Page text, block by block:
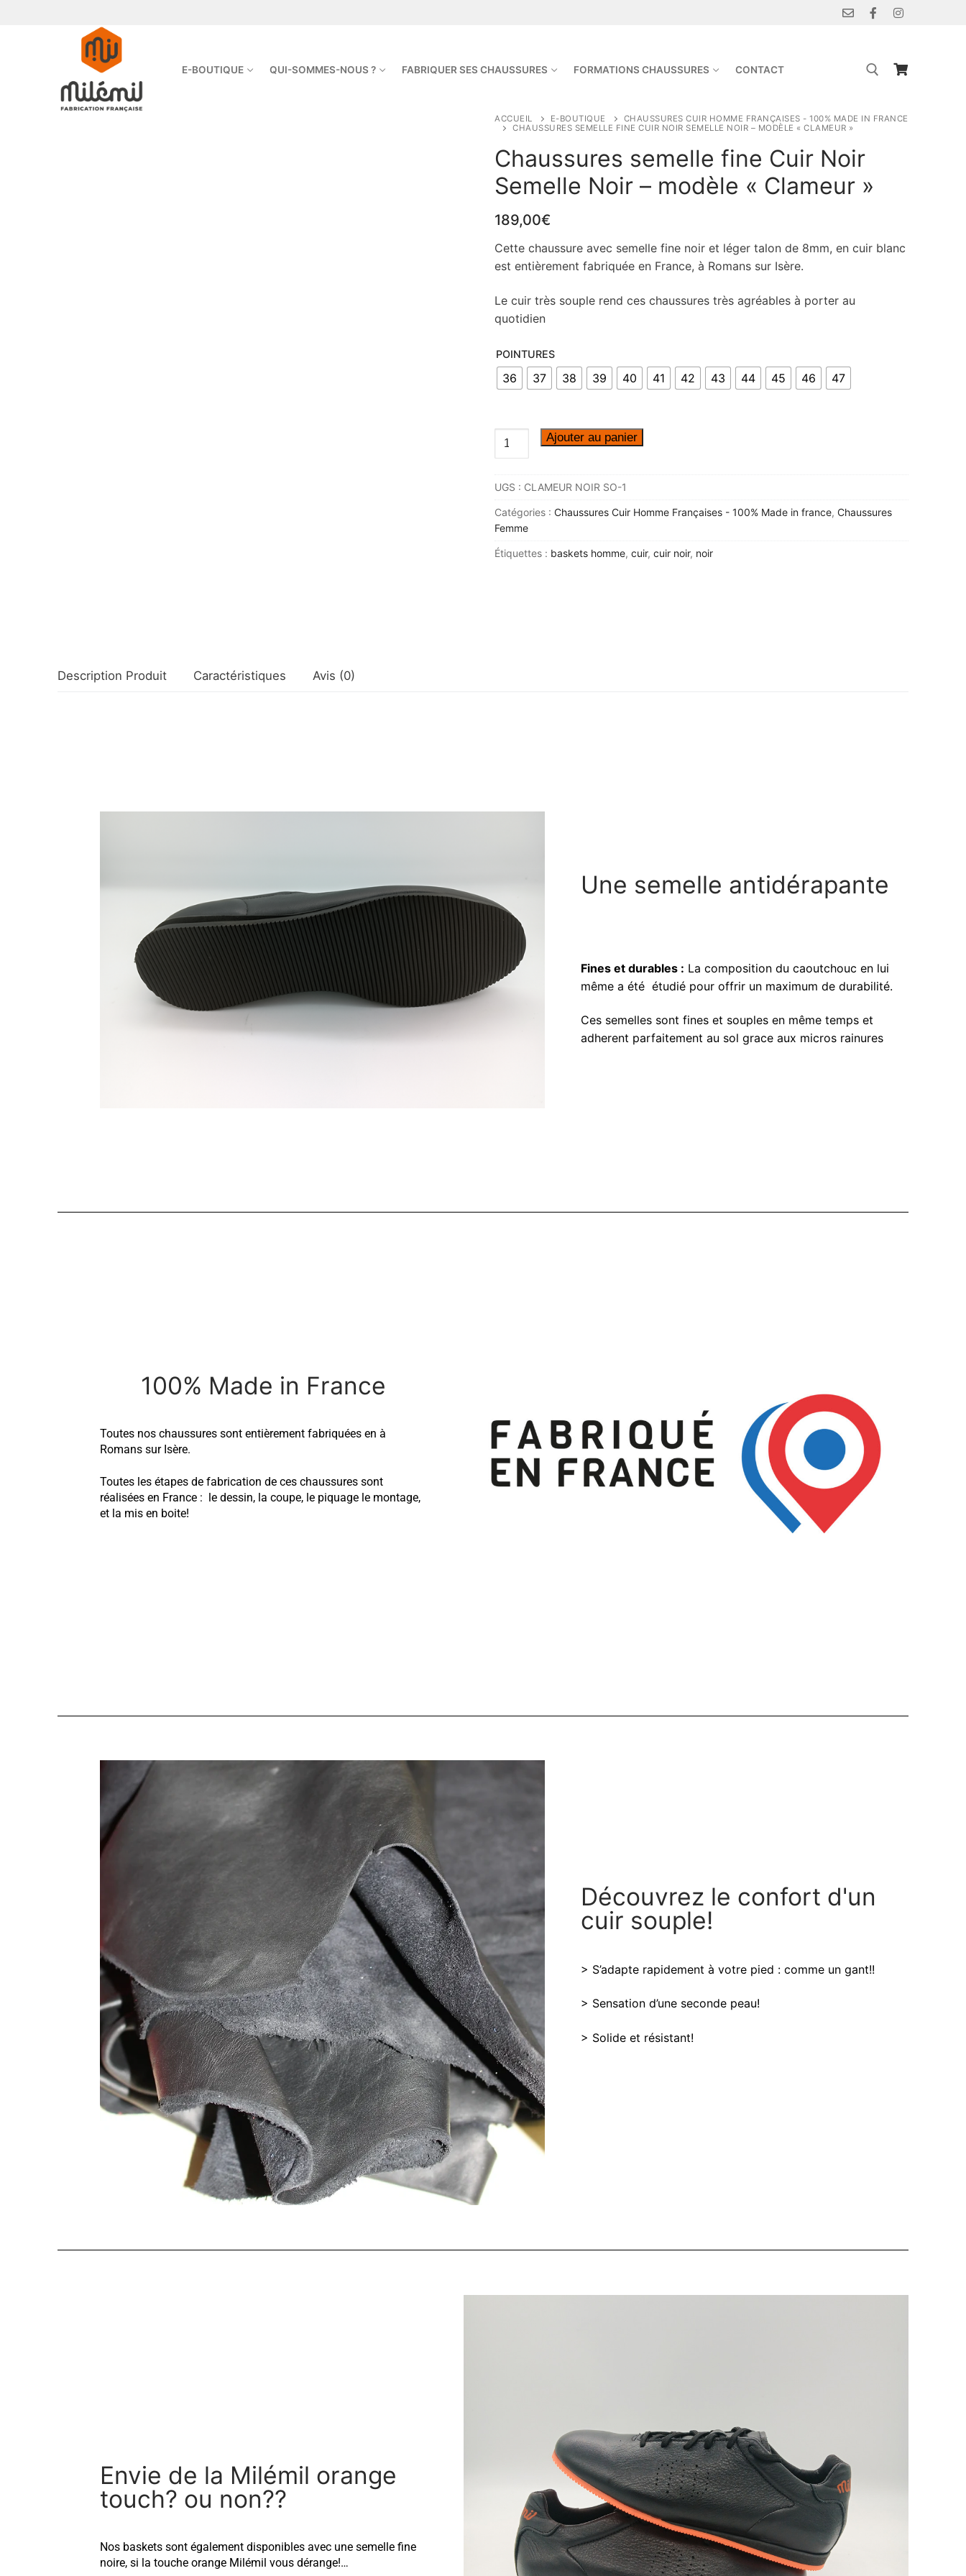
E-BOUTIQUE QUI-SOMMES-NOUS ? FABRIQUER SES CHAUSSURES FORMATIONS CHAUSSURES CONTACT
ACCUEIL E-BOUTIQUE
CHAUSSURES CUIR HOMME FRANÇAISES - 100% MADE IN FRANCE
CHAUSSURES SEMELLE FINE CUIR NOIR SEMELLE NOIR – MODÈLE « CLAMEUR »
Chaussures semelle fine Cuir Noir
Semelle Noir – modèle « Clameur »
189,00€
Cette chaussure avec semelle fine noir et léger talon de 8mm, en cuir blanc
est entièrement fabriquée en France, à Romans sur Isère.
Le cuir très souple rend ces chaussures très agréables à porter au
quotidien
POINTURES
36 37 38 39 40 41 42 43 44 45 46 47
Ajouter au panier
UGS : CLAMEUR NOIR SO-1
Catégories : Chaussures Cuir Homme Françaises - 100% Made in france, Chaussures
Femme
Étiquettes : baskets homme, cuir, cuir noir, noir
Description Produit Caractéristiques Avis (0)
Une semelle antidérapante
Fines et durables : La composition du caoutchouc en lui
même a été étudié pour offrir un maximum de durabilité.
Ces semelles sont fines et souples en même temps et
adherent parfaitement au sol grace aux micros rainures
100% Made in France
Toutes nos chaussures sont entièrement fabriquées en à
Romans sur Isère.
Toutes les étapes de fabrication de ces chaussures sont
réalisées en France : le dessin, la coupe, le piquage le montage,
et la mis en boite!
Découvrez le confort d'un
cuir souple!
> S’adapte rapidement à votre pied : comme un gant!!
> Sensation d’une seconde peau!
> Solide et résistant!
Envie de la Milémil orange
touch? ou non??
Nos baskets sont également disponibles avec une semelle fine
noire, si la touche orange Milémil vous dérange!…